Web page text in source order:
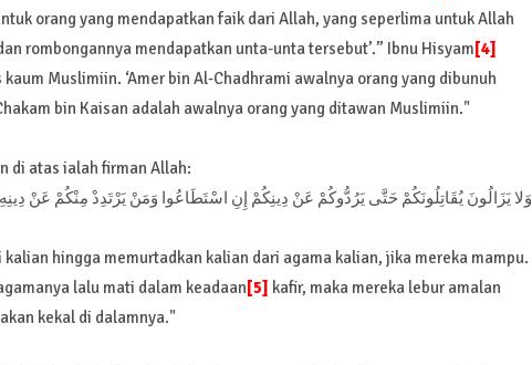
orang yang mendapatkan faik dari Allah, yang seperlima untuk Allah
rombongannya mendapatkan unta-unta tersebut’.” Ibnu Hisyam [4]
Muslimiin. ‘Amer bin Al-Chadhrami awalnya orang yang dibunuh
bin Kaisan adalah awalnya orang yang ditawan Muslimiin."
di atas ialah firman Allah:
وَلا يَزَالُونَ يُقَاتِلُونَكُمْ حَتَّى يَرُدُّوكُمْ عَنْ دِينِكُمْ إِنِ اسْتَطَاعُوا وَمَنْ يَرْتَدِدْ مِنْكُمْ عَنْ
hingga memurtadkan kalian dari agama kalian, jika mereka mampu.
lalu mati dalam keadaan [5] kafir, maka mereka lebur amalan
kekal di dalamnya."